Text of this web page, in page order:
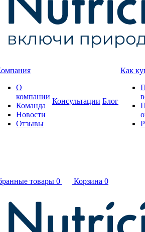
О
компании
Команда
Новости
Отзывы
Консультации Блог
Как
товары 0 Корзина 0